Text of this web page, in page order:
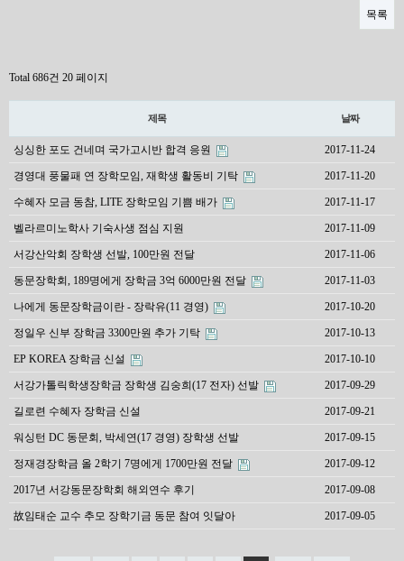
목록
Total 686건 20 페이지
제목 날짜
싱싱한 포도 건네며 국가고시반 합격 응원 2017-11-24
경영대 풍물패 연 장학모임, 재학생 활동비 기탁 2017-11-20
수혜자 모금 동참, LITE 장학모임 기쁨 배가 2017-11-17
벨라르미노학사 기숙사생 점심 지원 2017-11-09
서강산악회 장학생 선발, 100만원 전달 2017-11-06
동문장학회, 189명에게 장학금 3억 6000만원 전달 2017-11-03
나에게 동문장학금이란 - 장락유(11 경영) 2017-10-20
정일우 신부 장학금 3300만원 추가 기탁 2017-10-13
EP KOREA 장학금 신설 2017-10-10
서강가톨릭학생장학금 장학생 김숭희(17 전자) 선발 2017-09-29
길로련 수혜자 장학금 신설 2017-09-21
워싱턴 DC 동문회, 박세연(17 경영) 장학생 선발 2017-09-15
정재경장학금 올 2학기 7명에게 1700만원 전달 2017-09-12
2017년 서강동문장학회 해외연수 후기 2017-09-08
故임태순 교수 추모 장학기금 동문 참여 잇달아 2017-09-05